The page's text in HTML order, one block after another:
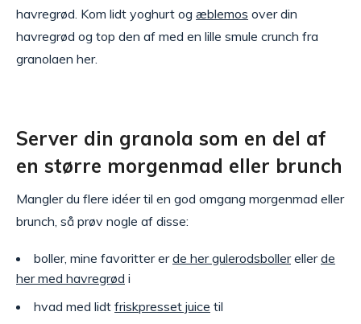
havregrød. Kom lidt yoghurt og æblemos over din
havregrød og top den af med en lille smule crunch fra
granolaen her.
Server din granola som en del af
en større morgenmad eller brunch
Mangler du flere idéer til en god omgang morgenmad eller
brunch, så prøv nogle af disse:
boller, mine favoritter erde her gulerodsbollerellerde
her med havregrød i
hvad med lidt friskpresset juice til